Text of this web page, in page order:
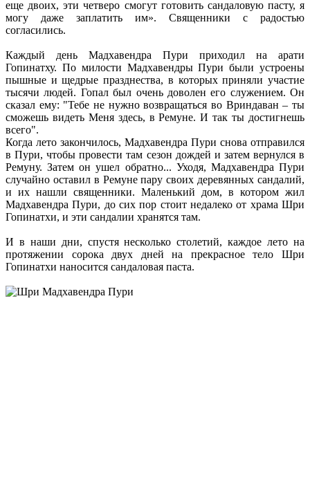
еще двоих, эти четверо смогут готовить сандаловую пасту, я
могу даже заплатить им». Священники с радостью
согласились.
Каждый день Мадхавендра Пури приходил на арати
Гопинатху. По милости Мадхавендры Пури были устроены
пышные и щедрые празднества, в которых приняли участие
тысячи людей. Гопал был очень доволен его служением. Он
сказал ему: "Тебе не нужно возвращаться во Вриндаван – ты
сможешь видеть Меня здесь, в Ремуне. И так ты достигнешь
всего".
Когда лето закончилось, Мадхавендра Пури снова отправился
в Пури, чтобы провести там сезон дождей и затем вернулся в
Ремуну. Затем он ушел обратно... Уходя, Мадхавендра Пури
случайно оставил в Ремуне пару своих деревянных сандалий,
и их нашли священники. Маленький дом, в котором жил
Мадхавендра Пури, до сих пор стоит недалеко от храма Шри
Гопинатхи, и эти сандалии хранятся там.
И в наши дни, спустя несколько столетий, каждое лето на
протяжении сорока двух дней на прекрасное тело Шри
Гопинатхи наносится сандаловая паста.